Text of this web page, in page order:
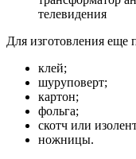
телевидения
Для изготовления еще
клей;
шуруповерт;
картон;
фольга;
скотч или
ножницы.